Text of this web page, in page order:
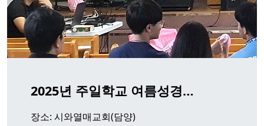
2025년 주일학교 여름성경…
장소: 시와열매교회(담양)